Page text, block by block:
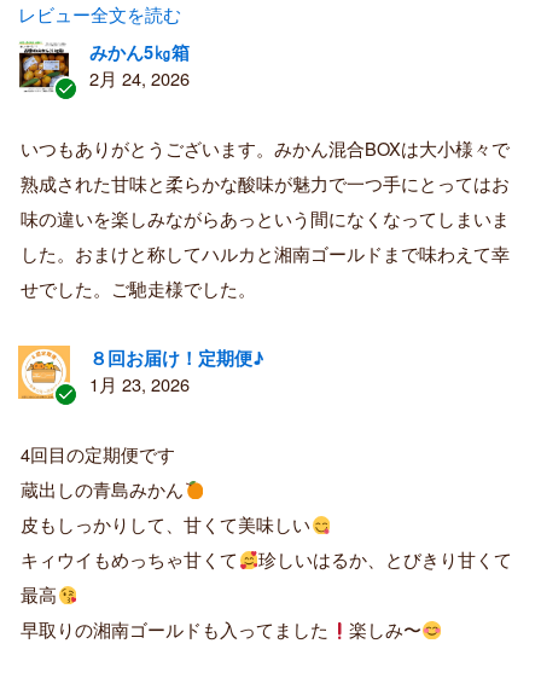
レビュー全文を読む
証
済
み
購
者
みかん5㎏箱
2月 24, 2026
いつもありがとうございます。みかん混合BOXは大小様々で
熟成された甘味と柔らかな酸味が魅力で一つ手にとってはお
味の違いを楽しみながらあっという間になくなってしまいま
した。おまけと称してハルカと湘南ゴールドまで味わえて幸
せでした。ご馳走様でした。
証
済
み
購
者
８回お届け！定期便♪
1月 23, 2026
4回目の定期便です
蔵出しの青島みかん
皮もしっかりして、甘くて美味しい
キィウイもめっちゃ甘くて
珍しいはるか、とびきり甘くて
最高
早取りの湘南ゴールドも入ってました
楽しみ〜